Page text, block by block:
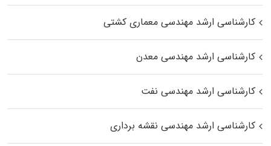
کارشناسی ارشد مهندسی معماری کشتی
کارشناسی ارشد مهندسی معدن
کارشناسی ارشد مهندسی نفت
کارشناسی ارشد مهندسی نقشه برداری